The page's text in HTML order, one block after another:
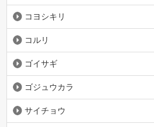
コヨシキリ
コルリ
ゴイサギ
ゴジュウカラ
サイチョウ